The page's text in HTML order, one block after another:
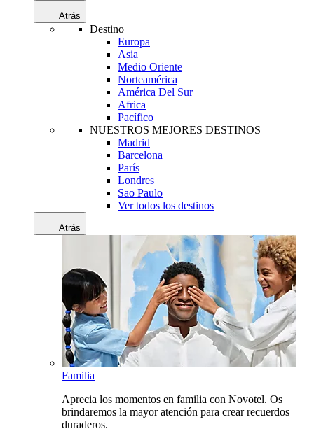
Atrás
Destino
Europa
Asia
Medio Oriente
Norteamérica
América Del Sur
Africa
Pacífico
NUESTROS MEJORES DESTINOS
Madrid
Barcelona
París
Londres
Sao Paulo
Ver todos los destinos
Atrás
Familia
Aprecia los momentos en familia con Novotel. Os
brindaremos la mayor atención para crear recuerdos
duraderos.